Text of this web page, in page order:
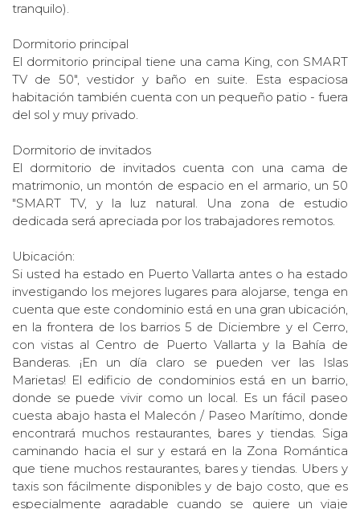
tranquilo).
Dormitorio principal
El dormitorio principal tiene una cama King, con SMART
TV de 50", vestidor y baño en suite. Esta espaciosa
habitación también cuenta con un pequeño patio - fuera
del sol y muy privado.
Dormitorio de invitados
El dormitorio de invitados cuenta con una cama de
matrimonio, un montón de espacio en el armario, un 50
"SMART TV, y la luz natural. Una zona de estudio
dedicada será apreciada por los trabajadores remotos.
Ubicación:
Si usted ha estado en Puerto Vallarta antes o ha estado
investigando los mejores lugares para alojarse, tenga en
cuenta que este condominio está en una gran ubicación,
en la frontera de los barrios 5 de Diciembre y el Cerro,
con vistas al Centro de Puerto Vallarta y la Bahía de
Banderas. ¡En un día claro se pueden ver las Islas
Marietas! El edificio de condominios está en un barrio,
donde se puede vivir como un local. Es un fácil paseo
cuesta abajo hasta el Malecón / Paseo Marítimo, donde
encontrará muchos restaurantes, bares y tiendas. Siga
caminando hacia el sur y estará en la Zona Romántica
que tiene muchos restaurantes, bares y tiendas. Ubers y
taxis son fácilmente disponibles y de bajo costo, que es
especialmente agradable cuando se quiere un viaje